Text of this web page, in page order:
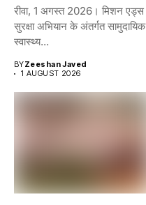
रीवा, 1 अगस्त 2026। मिशन एड्स
सुरक्षा अभियान के अंतर्गत सामुदायिक
स्वास्थ्य...
BYZeeshan Javed
1 AUGUST 2026